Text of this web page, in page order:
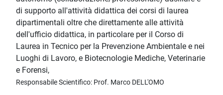
di supporto all'attività didattica dei corsi di laurea
dipartimentali oltre che direttamente alle attività
dell'ufficio didattica, in particolare per il Corso di
Laurea in Tecnico per la Prevenzione Ambientale e nei
Luoghi di Lavoro, e Biotecnologie Mediche, Veterinarie
e Forensi,
Responsabile Scientifico: Prof. Marco DELL'OMO